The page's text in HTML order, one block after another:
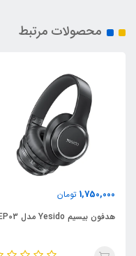
محصولات مرتبط
1,750,000 تومان
هدفون بیسیم Yesido مدل EP03